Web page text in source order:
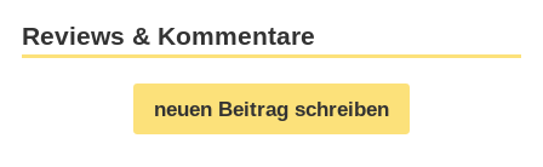
Reviews & Kommentare
neuen Beitrag schreiben